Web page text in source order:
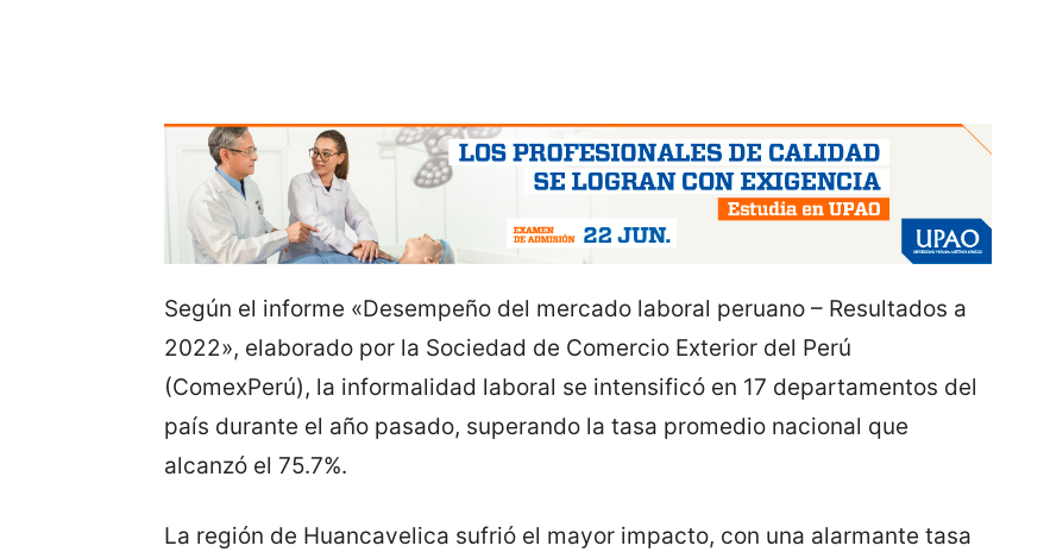
Según el informe «Desempeño del mercado laboral peruano – Resultados a
2022», elaborado por la Sociedad de Comercio Exterior del Perú
(ComexPerú), la informalidad laboral se intensificó en 17 departamentos del
país durante el año pasado, superando la tasa promedio nacional que
alcanzó el 75.7%.
La región de Huancavelica sufrió el mayor impacto, con una alarmante tasa